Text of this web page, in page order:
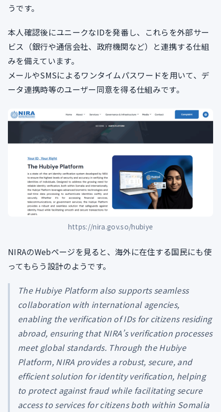
うです。
本人確認後にユニークなIDを発番し、これらを外部サー
ビス（銀行や通信会社、政府機関など）と連携する仕組
みを備えています。
メールやSMSによるワンタイムパスワードを用いて、デ
ータ連携時等のユーザー同意を得る仕組みです。
https://nira.gov.so/hubiye
NIRAのWebページを見ると、海外に在住する国民にも使
ってもらう設計のようです。
The Hubiye Platform also supports seamless
collaboration with international agencies,
enabling the verification of IDs for citizens residing
abroad, ensuring that NIRA’s verification processes
meet global standards. Through the Hubiye
Platform, NIRA provides a robust, secure, and
efficient solution for identity verification, helping
to protect against fraud while facilitating secure
access to services for citizens both within Somalia